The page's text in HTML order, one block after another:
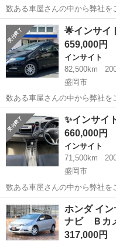
数ある車屋さんの中から弊社
オトロン盛岡店と申します(^^♪ 東北3店舗目、オトロン最北端のお店と
して、2024年4月1日に新店舗オープン
欲...
岩手 盛岡市 インサイト
🌟インサイ
659,000円
インサイト
82,500km
盛岡市
数ある車屋さんの中から弊社
オトロン盛岡店と申します(^^♪ 東北３店舗目、オトロン最北端のお店
として、2024年4月1日に新店舗オー
さ祭...
岩手 インサイト
✨インサイ
660,000円
インサイト
71,500km
盛岡市
数ある車屋さんの中から弊社を
オトロン盛岡店と申します(^^♪ 東北３店舗目、オトロン最北端のお店
として、2024年4月1日に新店舗オープ
さ祭...
岩手 盛岡市 インサイ
ホンダ イ
ナビ Ｂカ
317,000円